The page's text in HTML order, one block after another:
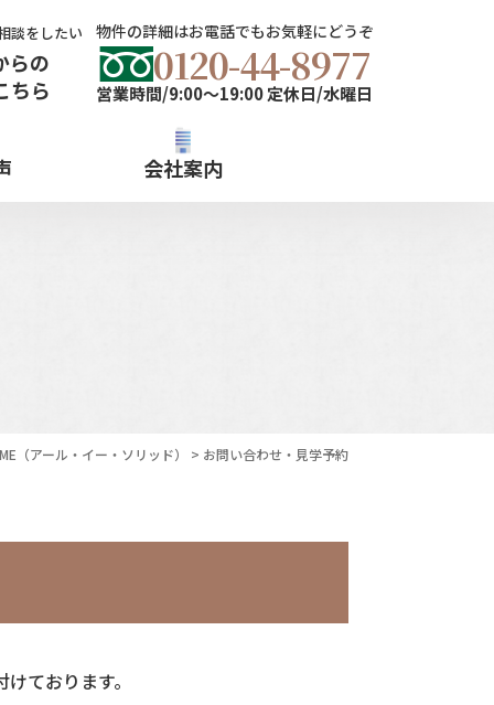
談をしたい
らの
ちら
物件の詳細はお電話でもお気軽にどうぞ
0120-44-8977
営業時間/9:00～19:00 定休日/水曜日
会社案内
（アール・イー・ソリッド） > お問い合わせ・見学予約
ております。